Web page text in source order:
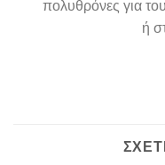
πολυθρόνες για
ή